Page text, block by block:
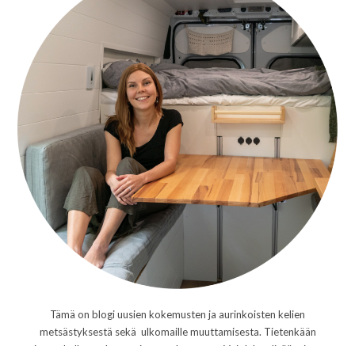
Tämä on blogi uusien kokemusten ja aurinkoisten kelien
metsästyksestä sekä ulkomaille muuttamisesta. Tietenkään